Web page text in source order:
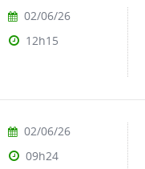
02/06/26
12h15
02/06/26
09h24